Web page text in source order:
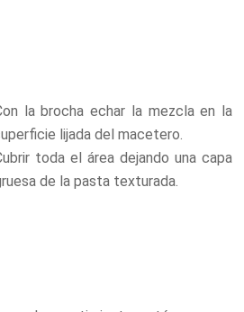
la brocha echar la mezcla en la
lijada del macetero.
toda el área dejando una capa
de la pasta texturada.